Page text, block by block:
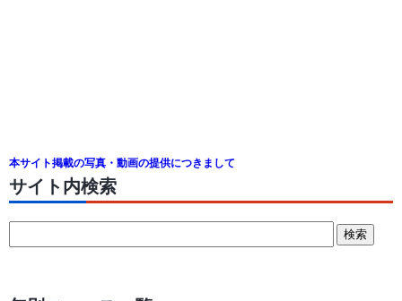
本サイト掲載の写真・動画の提供につきまして
サイト内検索